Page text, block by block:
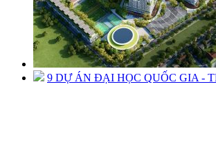
9 DỰ ÁN ĐẠI HỌC QUỐC GIA -